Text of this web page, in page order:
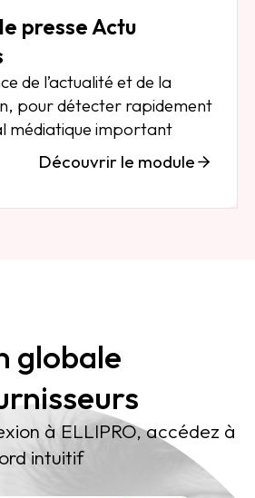
presse Actu
de l’actualité et de la
pour détecter rapidement
médiatique important
Découvrir le module
globale
à ELLIPRO, accédez à
intuitif